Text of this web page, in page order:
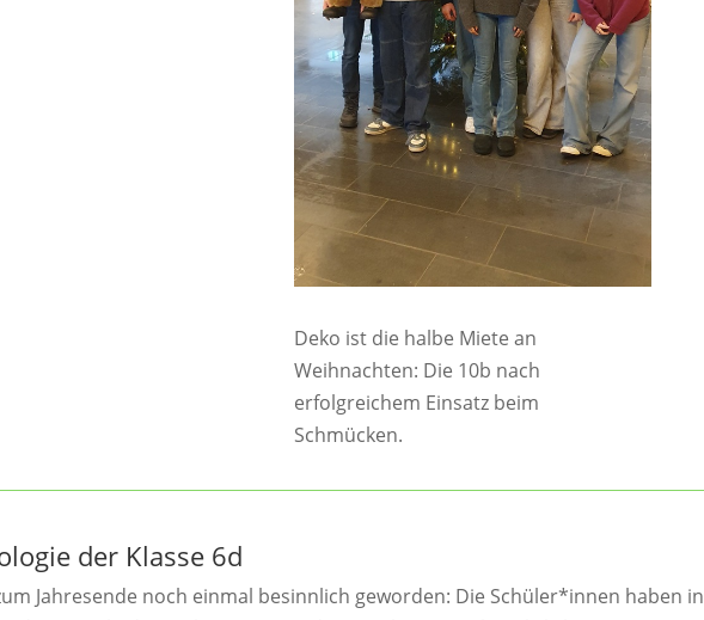
Deko ist die halbe Miete an
Weihnachten: Die 10b nach
erfolgreichem Einsatz beim
Schmücken.
der Klasse 6d
Jahresende noch einmal besinnlich geworden: Die Schüler*innen haben in